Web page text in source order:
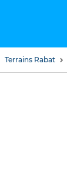
Terrains Rabat